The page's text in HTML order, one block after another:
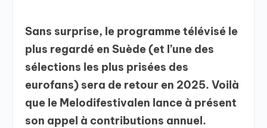
Sans surprise, le programme télévisé le
plus regardé en Suède (et l’une des
sélections les plus prisées des
eurofans) sera de retour en 2025. Voilà
que le Melodifestivalen lance à présent
son appel à contributions annuel.